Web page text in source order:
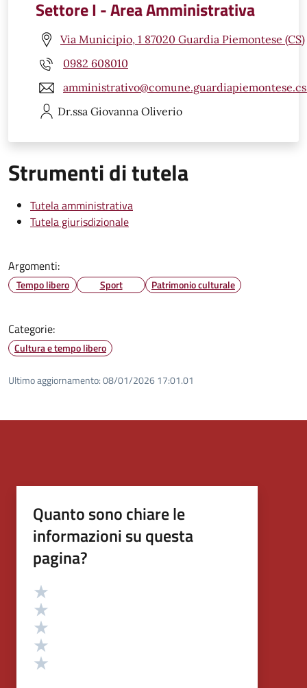
Settore I - Area Amministrativa
Via Municipio, 1 87020 Guardia Piemontese (CS)
0982 608010
Dr.ssa Giovanna Oliverio
Strumenti di tutela
Tutela amministrativa
Tutela giurisdizionale
Argomenti:
Tempo libero Sport Patrimonio culturale
Categorie:
Cultura e tempo libero
Ultimo aggiornamento:08/01/2026 17:01.01
Quanto sono chiare le
informazioni su questa
pagina?
Valutazione